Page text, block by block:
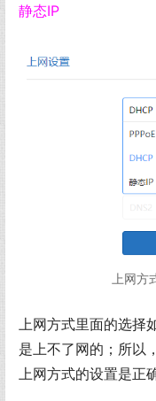
静态IP
上网方
上网方式里面的选
是上不了网的；所以
上网方式的设置是正